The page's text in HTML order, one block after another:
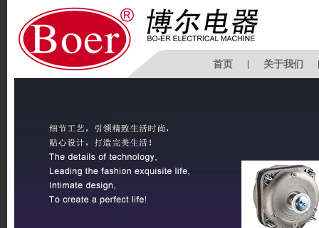
首页 | 关于我们 |